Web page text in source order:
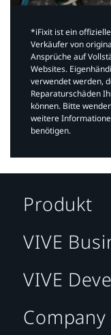
*iFixit ist ein
Verkäufer von
Ansprüche auf
Websites.
verwendet werden,
Reparaturschäden
können. Bitte
weitere
benötigen.​
Produkt
VIVE
VIVE
Company